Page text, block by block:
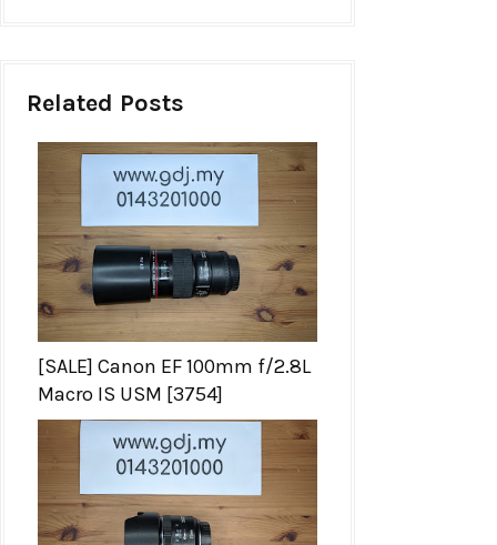
Related Posts
[SALE] Canon EF 100mm f/2.8L
Macro IS USM [3754]